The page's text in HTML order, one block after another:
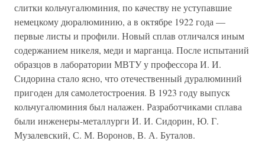
слитки кольчугалюминия, по качеству не уступавшие
немецкому дюралюминию, а в октябре 1922 года —
первые листы и профили. Новый сплав отличался иным
содержанием никеля, меди и марганца. После испытаний
образцов в лаборатории МВТУ у профессора И. И.
Сидорина стало ясно, что отечественный дуралюминий
пригоден для самолетостроения. В 1923 году выпуск
кольчугалюминия был налажен. Разработчиками сплава
были инженеры-металлурги И. И. Сидорин, Ю. Г.
Музалевский, С. М. Воронов, В. А. Буталов.